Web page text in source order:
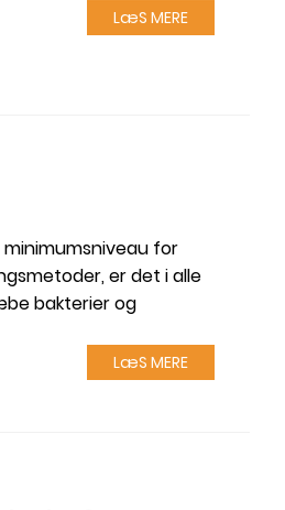
LæS MERE
for
er det i alle
bakterier og
LæS MERE